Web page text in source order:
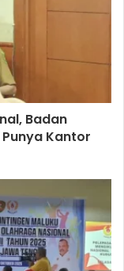
Badan
Punya Kantor